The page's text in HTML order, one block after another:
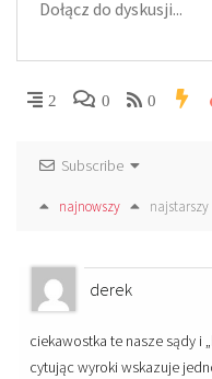
2 0 0
Subscribe
najnowszy najstarszy
derek
ciekawostka te nasze sądy i
cytując wyroki wskazuje